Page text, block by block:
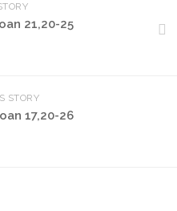
21,20-25
STORY
17,20-26